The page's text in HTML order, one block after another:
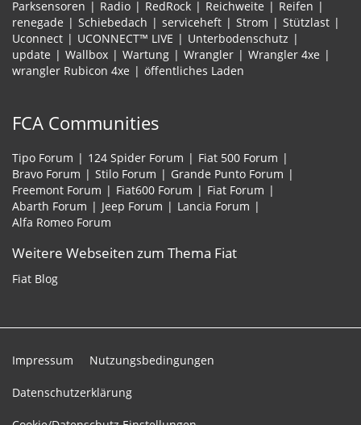
Parksensoren
Radio RedRock Reichweite
Reifen
renegade
Schiebedach serviceheft Strom
Stützlast
Uconnect
UCONNECT™ LIVE
Unterbodenschutz
update
Wallbox Wartung Wrangler
Wrangler 4xe
wrangler Rubicon 4xe
öffentliches Laden
FCA Communities
Tipo Forum 124 Spider Forum
Fiat 500 Forum
Bravo Forum
Stilo Forum
Grande Punto Forum
Freemont Forum
Fiat600 Forum
Fiat Forum
Abarth Forum
Jeep Forum
Lancia Forum
Alfa Romeo Forum
Weitere Webseiten zum Thema Fiat
Fiat Blog
Impressum Nutzungsbedingungen
Datenschutzerklärung